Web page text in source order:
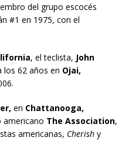
del grupo escocés
#1 en 1975, con el
, el teclista, John
los 62 años en Ojai,
en Chattanooga,
americano The Association,
americanas, Cherish y